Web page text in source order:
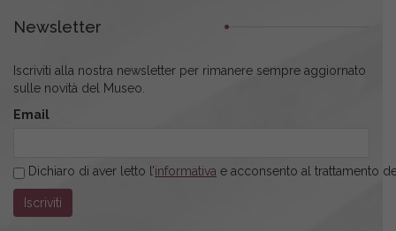
Newsletter
Iscriviti alla nostra newsletter per rimanere sempre aggiornato
sulle novità del Museo.
Email
Dichiaro di aver letto l’informativa e acconsento al trattamento